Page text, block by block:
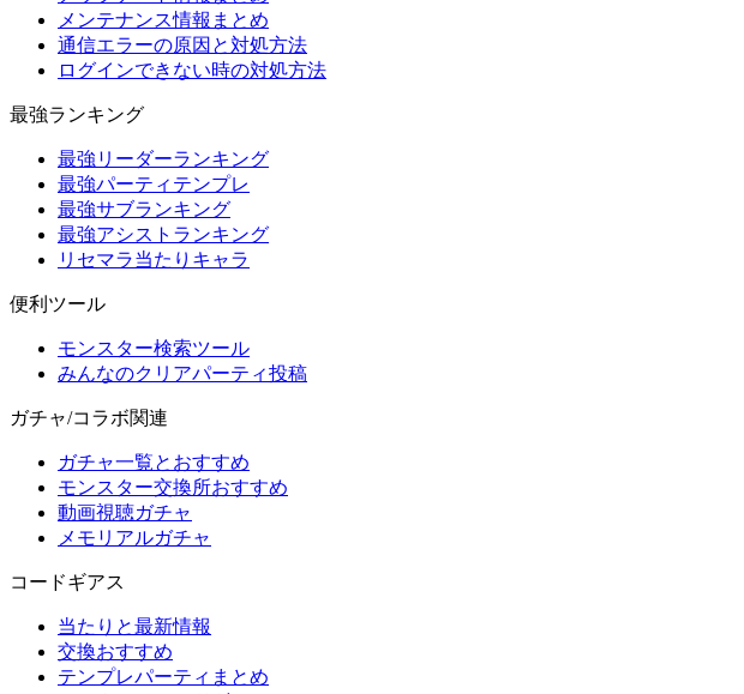
メンテナンス情報まとめ
通信エラーの原因と対処方法
ログインできない時の対処方法
最強ランキング
最強リーダーランキング
最強パーティテンプレ
最強サブランキング
最強アシストランキング
リセマラ当たりキャラ
便利ツール
モンスター検索ツール
みんなのクリアパーティ投稿
ガチャ/コラボ関連
ガチャ一覧とおすすめ
モンスター交換所おすすめ
動画視聴ガチャ
メモリアルガチャ
コードギアス
当たりと最新情報
交換おすすめ
テンプレパーティまとめ